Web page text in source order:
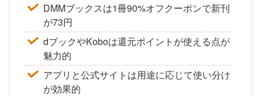
DMMブックスは1冊90%オフクーポンで新刊
が73円
dブックやKoboは還元ポイントが使える点が
魅力的
アプリと公式サイトは用途に応じて使い分け
が効果的